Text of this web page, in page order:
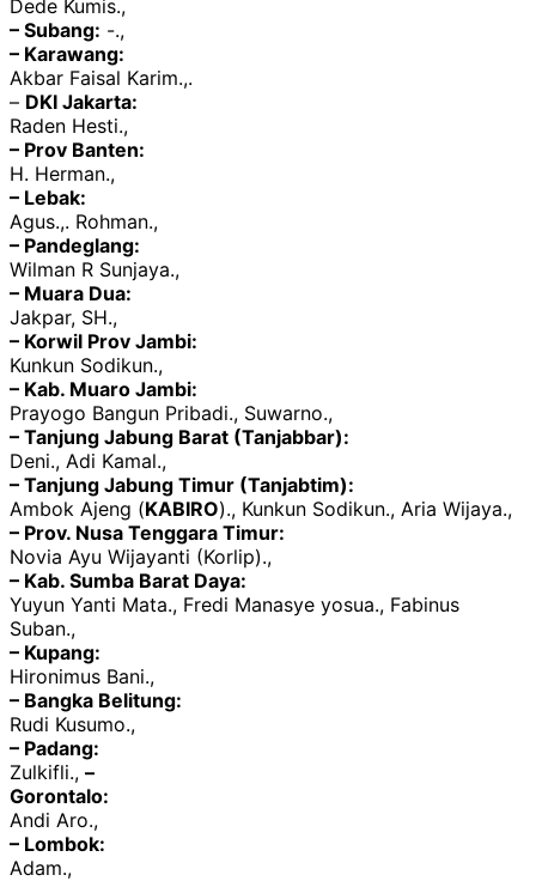
Dede Kumis.,
– Subang: -.,
– Karawang:
Akbar Faisal Karim.,.
– DKI Jakarta:
Raden Hesti.,
– Prov Banten:
H. Herman.,
– Lebak:
Agus.,. Rohman.,
– Pandeglang:
Wilman R Sunjaya.,
– Muara Dua:
Jakpar, SH.,
– Korwil Prov Jambi:
Kunkun Sodikun.,
– Kab. Muaro Jambi:
Prayogo Bangun Pribadi., Suwarno.,
– Tanjung Jabung Barat (Tanjabbar):
Deni., Adi Kamal.,
– Tanjung Jabung Timur (Tanjabtim):
Ambok Ajeng (KABIRO)., Kunkun Sodikun., Aria Wijaya.,
– Prov. Nusa Tenggara Timur:
Novia Ayu Wijayanti (Korlip).,
– Kab. Sumba Barat Daya:
Yuyun Yanti Mata., Fredi Manasye yosua., Fabinus
Suban.,
– Kupang:
Hironimus Bani.,
– Bangka Belitung:
Rudi Kusumo.,
– Padang:
Zulkifli., –
Gorontalo:
Andi Aro.,
– Lombok:
Adam.,